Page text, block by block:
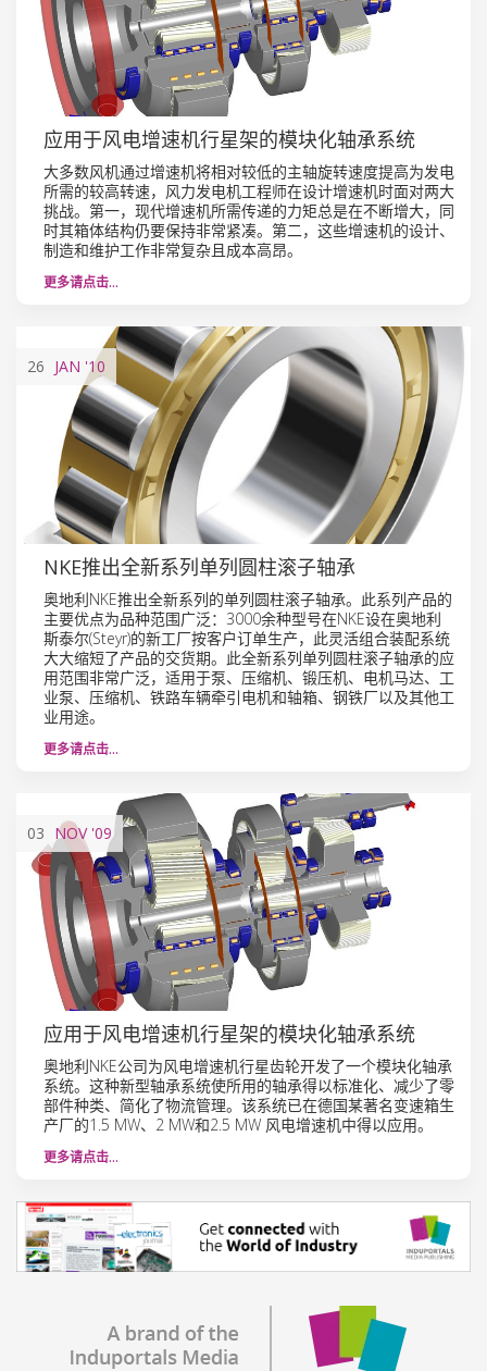
应用于风电增速机行星架的模块化轴承系统
大多数风机通过增速机将相对较低的主轴旋转速度提高为发电
所需的较高转速，风力发电机工程师在设计增速机时面对两大
挑战。第一，现代增速机所需传递的力矩总是在不断增大，同
时其箱体结构仍要保持非常紧凑。第二，这些增速机的设计、
制造和维护工作非常复杂且成本高昂。
更多请点击…
26 JAN '10
NKE推出全新系列单列圆柱滚子轴承
奥地利NKE推出全新系列的单列圆柱滚子轴承。此系列产品的
主要优点为品种范围广泛：3000余种型号在NKE设在奥地利
斯泰尔(Steyr)的新工厂按客户订单生产，此灵活组合装配系统
大大缩短了产品的交货期。此全新系列单列圆柱滚子轴承的应
用范围非常广泛，适用于泵、压缩机、锻压机、电机马达、工
业泵、压缩机、铁路车辆牵引电机和轴箱、钢铁厂以及其他工
业用途。
更多请点击…
03 NOV'09
应用于风电增速机行星架的模块化轴承系统
奥地利NKE公司为风电增速机行星齿轮开发了一个模块化轴承
系统。这种新型轴承系统使所用的轴承得以标准化、减少了零
部件种类、简化了物流管理。该系统已在德国某著名变速箱生
产厂的1.5 MW、2 MW和2.5 MW 风电增速机中得以应用。
更多请点击…